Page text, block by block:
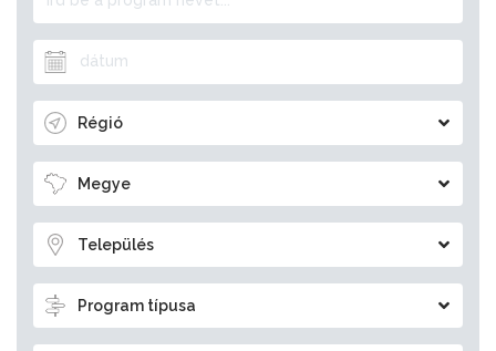
Régió
Megye
Település
Program típusa